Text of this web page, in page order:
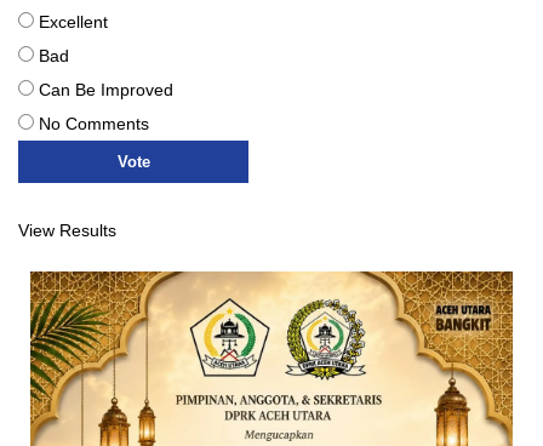
Excellent
Bad
Can Be Improved
No Comments
View Results